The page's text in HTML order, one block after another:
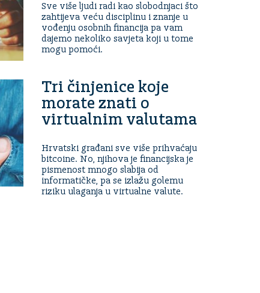
Sve više ljudi radi kao slobodnjaci što
zahtijeva veću disciplinu i znanje u
vođenju osobnih financija pa vam
dajemo nekoliko savjeta koji u tome
mogu pomoći.
Tri činjenice koje
morate znati o
virtualnim valutama
Hrvatski građani sve više prihvaćaju
bitcoine. No, njihova je financijska je
pismenost mnogo slabija od
informatičke, pa se izlažu golemu
riziku ulaganja u virtualne valute.